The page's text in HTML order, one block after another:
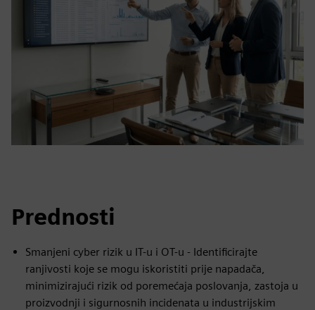
Prednosti
Smanjeni cyber rizik u IT-u i OT-u - Identificirajte
ranjivosti koje se mogu iskoristiti prije napadača,
minimizirajući rizik od poremećaja poslovanja, zastoja u
proizvodnji i sigurnosnih incidenata u industrijskim